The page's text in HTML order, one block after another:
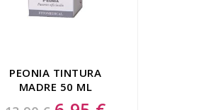
PEONIA TINTURA
MADRE 50 ML
Special